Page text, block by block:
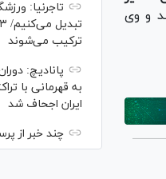
و وی
تاجرنیا:
ترکیب می‌شوند
پانادیچ:
به قهرمانی با
ایران اجحاف شد
چند خبر از